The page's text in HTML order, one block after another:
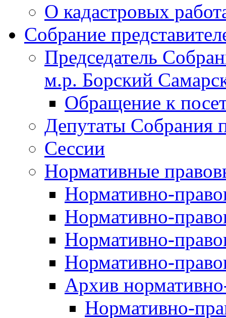
О кадастровых
Собрание
Председатель
м.р. Борский
Обращение к
Депутаты Собрания
Сессии
Нормативные
Нормативно-
Нормативно-
Нормативно-
Нормативно-
Архив
Нормативно-